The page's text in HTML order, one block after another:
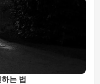
는 법